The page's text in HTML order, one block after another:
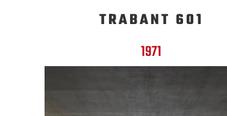
TRABANT 601
1971